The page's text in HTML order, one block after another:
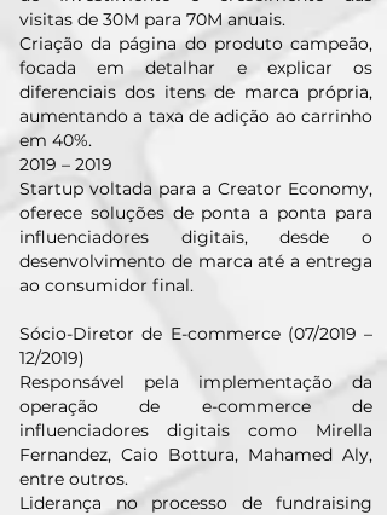
visitas de 30M para 70M anuais.
Criação da página do produto campeão,
focada em detalhar e explicar os
diferenciais dos itens de marca própria,
aumentando a taxa de adição ao carrinho
em 40%.
2019 – 2019
Startup voltada para a Creator Economy,
oferece soluções de ponta a ponta para
influenciadores digitais, desde o
desenvolvimento de marca até a entrega
ao consumidor final.
Sócio-Diretor de E-commerce (07/2019 –
12/2019)
Responsável pela implementação da
operação de e-commerce de
influenciadores digitais como Mirella
Fernandez, Caio Bottura, Mahamed Aly,
entre outros.
Liderança no processo de fundraising